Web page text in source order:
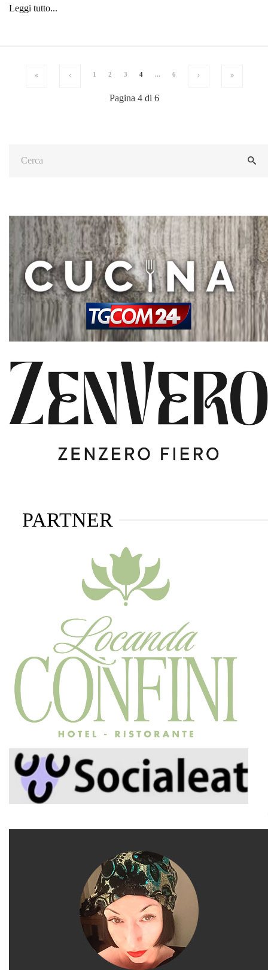
Leggi tutto...
1 2 3 4 ... 6
Pagina 4 di 6
PARTNER